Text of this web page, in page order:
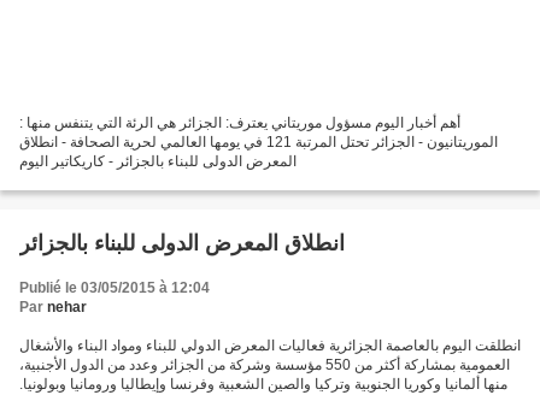
: أهم أخبار اليوم مسؤول موريتاني يعترف: الجزائر هي الرئة التي يتنفس منها
الموريتانيون - الجزائر تحتل المرتبة 121 في يومها العالمي لحرية الصحافة - انطلاق
المعرض الدولى للبناء بالجزائر - كاريكاتير اليوم
انطلاق المعرض الدولى للبناء بالجزائر
Publié le 03/05/2015 à 12:04
Par nehar
انطلقت اليوم بالعاصمة الجزائرية فعاليات المعرض الدولي للبناء ومواد البناء والأشغال
العمومية بمشاركة أكثر من 550 مؤسسة وشركة من الجزائر وعدد من الدول الأجنبية،
منها ألمانيا وكوريا الجنوبية وتركيا والصين الشعبية وفرنسا وإيطاليا ورومانيا وبولونيا.